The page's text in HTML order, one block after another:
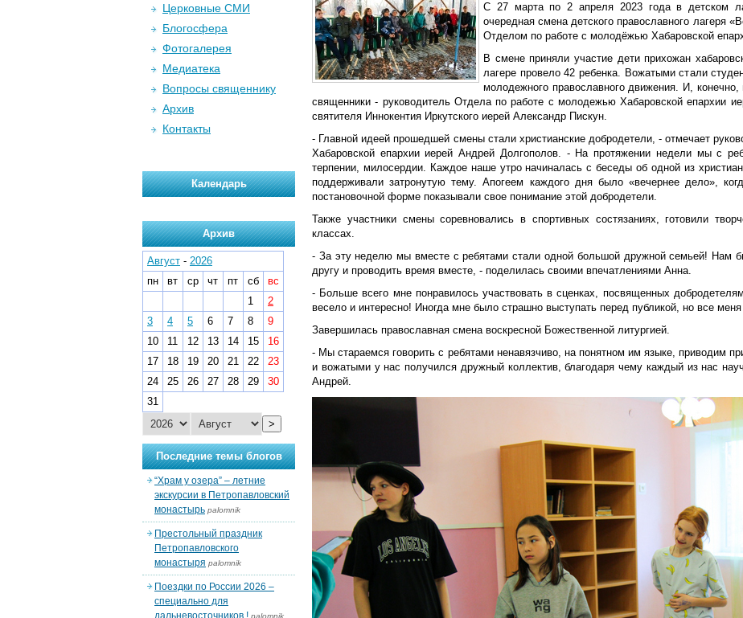
С 27 марта по 2 апреля 2023 года в детском
очередная смена детского православного лагеря
Отделом по работе с молодёжью Хабаровской
В смене приняли участие дети прихожан
лагере провело 42 ребенка. Вожатыми стали
молодежного православного движения. И,
священники - руководитель Отдела по работе с молодежью Хабаровской епархии
святителя Иннокентия Иркутского иерей Александр Пискун.
- Главной идеей прошедшей смены стали христианские добродетели, - отмечает
Хабаровской епархии иерей Андрей Долгополов. - На протяжении недели мы с
терпении, милосердии. Каждое наше утро начиналась с беседы об одной из
поддерживали затронутую тему. Апогеем каждого дня было «вечернее дело»,
постановочной форме показывали свое понимание этой добродетели.
Также участники смены соревновались в спортивных состязаниях, готовили
классах.
- За эту неделю мы вместе с ребятами стали одной большой дружной семьей! Нам
другу и проводить время вместе, - поделилась своими впечатлениями Анна.
- Больше всего мне понравилось участвовать в сценках, посвященных
весело и интересно! Иногда мне было страшно выступать перед публикой, но все
Завершилась православная смена воскресной Божественной литургией.
- Мы стараемся говорить с ребятами ненавязчиво, на понятном им языке, приводим
и вожатыми у нас получился дружный коллектив, благодаря чему каждый из нас
Андрей.
Церковные СМИ
Блогосфера
Фотогалерея
Медиатека
Вопросы священнику
Архив
Контакты
Календарь
Архив
Август - 2026
пн
вт ср чт пт сб
вс
1
2
3
4 5 6 7 8
9
10
11 12 13 14 15
16
17
18 19 20 21 22
23
24
25 26 27 28 29
30
31
>
Последние темы блогов
“Храм у озера” – летние
экскурсии в Петропавловский
монастырь palomnik
Престольный праздник
Петропавловского
монастыря palomnik
Поездки по России 2026 –
специально для
дальневосточников ! palomnik